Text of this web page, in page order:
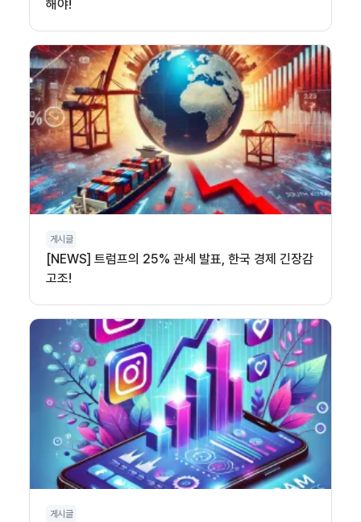
해야!
게시글
[NEWS] 트럼프의 25% 관세 발표, 한국 경제 긴장감
고조!
게시글